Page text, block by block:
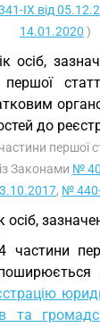
IX від
14.01.2020 )
осіб,
до
першої
Законами №
, №
осіб,
частини
та